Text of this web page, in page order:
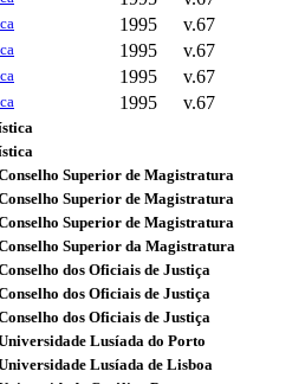
1995 v.67
1995 v.67
1995 v.67
1995 v.67
Superior de Magistratura
Superior de Magistratura
Superior de Magistratura
Superior da Magistratura
dos Oficiais de Justiça
dos Oficiais de Justiça
dos Oficiais de Justiça
Lusíada do Porto
Lusíada de Lisboa